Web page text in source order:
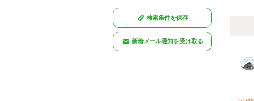
検索条件を保存
新着メール通知を受け取る